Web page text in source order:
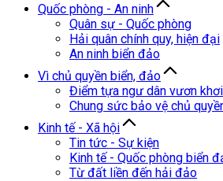
Quốc phòng - An ninh
Quân sự - Quốc phòng
Hải quân chính quy, hiện đại
An ninh biển đảo
Vì chủ quyền biển, đảo
Điểm tựa ngư dân vươn
Chung sức bảo vệ chủ
Kinh tế - Xã hội
Tin tức - Sự kiện
Kinh tế - Quốc phòng biển
Từ đất liền đến hải đảo